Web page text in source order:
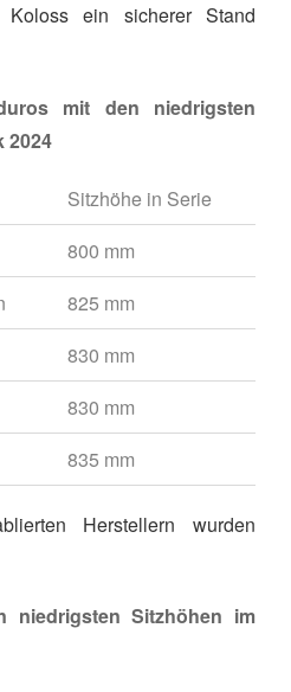
ein sicherer Stand
mit den niedrigsten
2024
Sitzhöhe in Serie
800 mm
825 mm
830 mm
830 mm
835 mm
Herstellern wurden
niedrigsten Sitzhöhen im